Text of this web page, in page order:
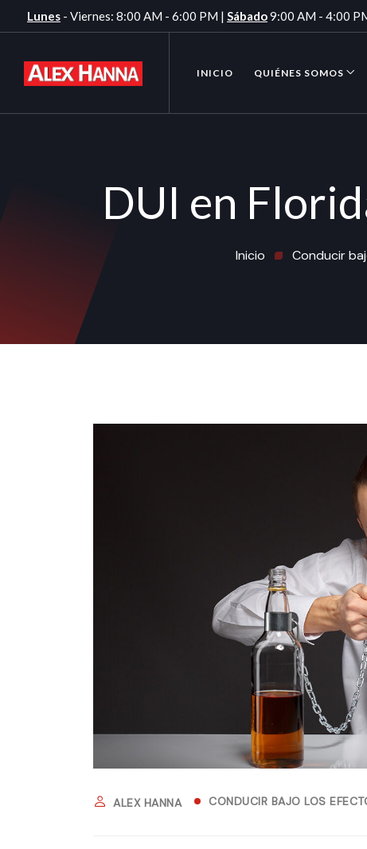
Lunes - Viernes: 8:00 AM - 6:00 PM | Sábado9:00 AM - 4:00
INICIO QUIÉNES SOMOS
DUI en
Inicio Conducir
ALEX HANNA CONDUCIR BAJO LOS